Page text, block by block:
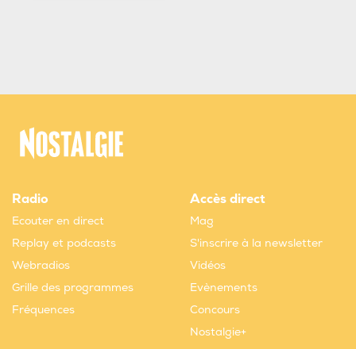
Radio
Ecouter en direct
Replay et podcasts
Webradios
Grille des programmes
Fréquences
Accès direct
Mag
S'inscrire à la newsletter
Vidéos
Evènements
Concours
Nostalgie+